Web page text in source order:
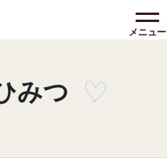
メニュー
みつ